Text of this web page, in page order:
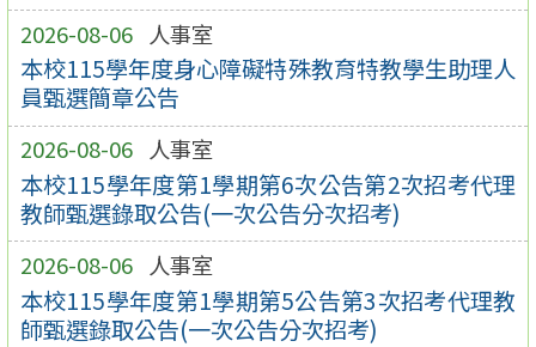
2026-08-06 人事室
本校115學年度身心障礙特殊教育特教學生助理人
員甄選簡章公告
2026-08-06 人事室
本校115學年度第1學期第6次公告第2次招考代理
教師甄選錄取公告(一次公告分次招考)
2026-08-06 人事室
本校115學年度第1學期第5公告第3次招考代理教
師甄選錄取公告(一次公告分次招考)